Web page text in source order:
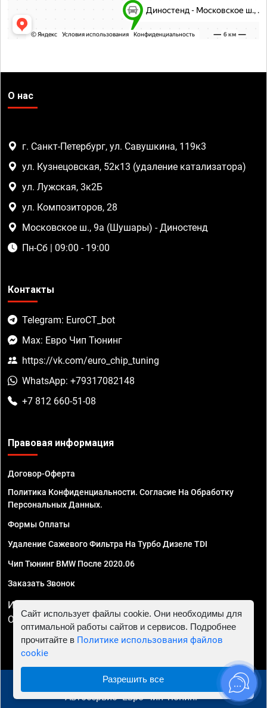
О нас
г. Санкт-Петербург, ул. Савушкина, 119к3
ул. Кузнецовская, 52к13 (удаление катализатора)
ул. Лужская, 3к2Б
ул. Композиторов, 28
Московское ш., 9а (Шушары) - Диностенд
Пн-Сб | 09:00 - 19:00
Контакты
Telegram: EuroCT_bot
Max: Евро Чип Тюнинг
https://vk.com/euro_chip_tuning
WhatsApp: +79317082148
+7 812 660-51-08
Правовая информация
Договор-Оферта
Политика Конфиденциальности. Согласие На Обработку
Персональных Данных.
Формы Оплаты
Удаление Сажевого Фильтра На Турбо Дизеле TDI
Чип Тюнинг BMW После 2020.06
Заказать Звонок
ИП Смирнов Георгий Павлович. ИНН 781302555843,
ОГРНИП 324470400032610
© 2010 - 2026 Чип тюнинг в Санкт-Петербурге -
Автосервис "Евро Чип Тюнинг"
Сайт использует файлы cookie. Они необходимы для
оптимальной работы сайтов и сервисов. Подробнее
прочитайте в Политике использования файлов
cookie
Разрешить все